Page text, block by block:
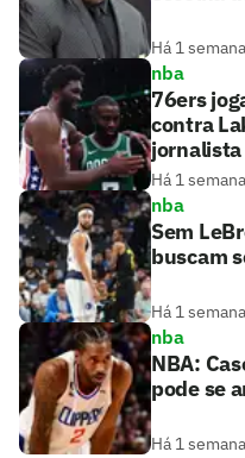
Há 1 semana
nba
76ers
contra
jornalista
Há 1 semana
nba
Sem
buscam
Há 1 semana
nba
NBA:
pode se
Há 1 semana